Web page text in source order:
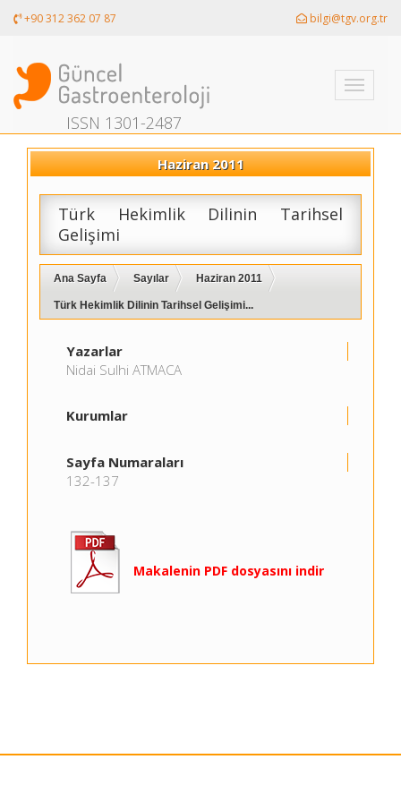
+90 312 362 07 87 bilgi@tgv.org.tr
Toggle
ISSN 1301-2487
Haziran 2011
Türk Hekimlik Dilinin Tarihsel
Gelişimi
Ana Sayfa Sayılar Haziran 2011
Türk Hekimlik Dilinin Tarihsel Gelişimi...
Yazarlar
Nidai Sulhi ATMACA
Kurumlar
Sayfa Numaraları
132-137
Makalenin PDF dosyasını indir